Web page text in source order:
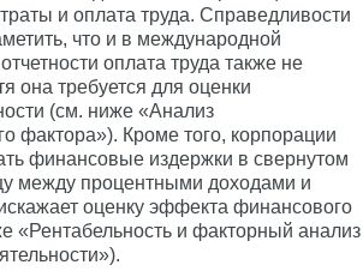
и оплата труда. Справедливости
что и в международной
оплата труда также не
она требуется для оценки
(см. ниже «Анализ
фактора»). Кроме того, корпорации
финансовые издержки в свернутом
между процентными доходами и
оценку эффекта финансового
«Рентабельность и факторный анализ